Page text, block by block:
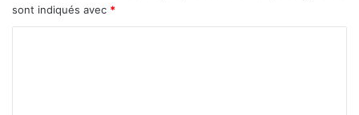
sont indiqués avec *